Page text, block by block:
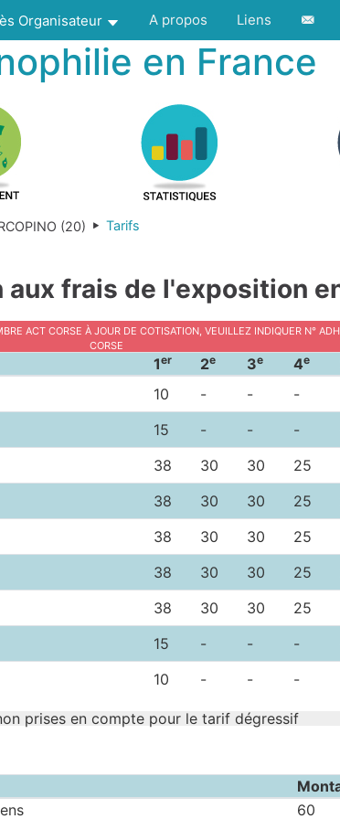
Organisateur A propos Liens
en France
(20) Tarifs
frais de l'exposition
ACT Corse à jour de cotisation, veuillez indiquer N°
Corse
1er 2e 3e 4e
10 - - -
15 - - -
38 30 30 25
38 30 30 25
38 30 30 25
38 30 30 25
38 30 30 25
15 - - -
10 - - -
prises en compte pour le tarif dégressif
60